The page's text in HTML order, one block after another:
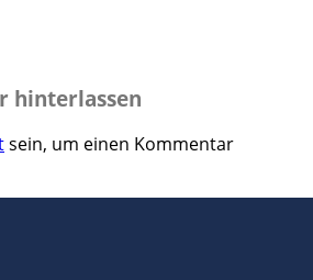
hinterlassen
sein, um einen Kommentar